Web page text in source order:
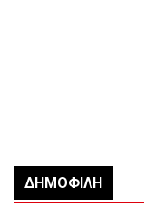
ΔΗΜΟΦΙΛΉ